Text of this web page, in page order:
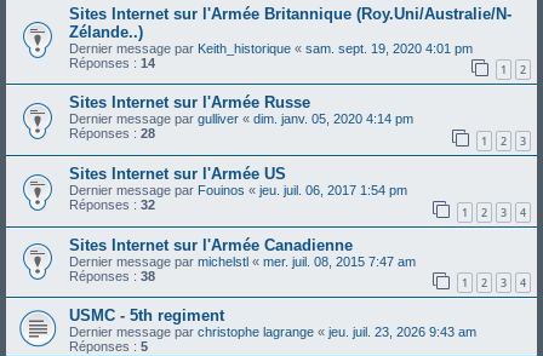
Sites Internet sur l'Armée Britannique (Roy.Uni/Australie/N-
Zélande..)
Dernier message par Keith_historique « sam. sept. 19, 2020 4:01 pm
Réponses : 14 1 2
Sites Internet sur l'Armée Russe
Dernier message par gulliver « dim. janv. 05, 2020 4:14 pm
Réponses : 28 1 2 3
Sites Internet sur l'Armée US
Dernier message par Fouinos « jeu. juil. 06, 2017 1:54 pm
Réponses : 32 1 2 3 4
Sites Internet sur l'Armée Canadienne
Dernier message par michelstl « mer. juil. 08, 2015 7:47 am
Réponses : 38 1 2 3 4
USMC - 5th regiment
Dernier message par christophe lagrange « jeu. juil. 23, 2026 9:43 am
Réponses : 5